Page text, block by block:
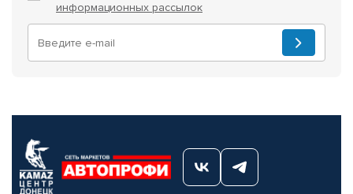
информационных рассылок